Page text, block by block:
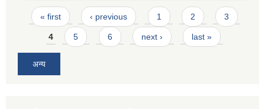
Pages
« first ‹ previous 1 2 3
4 5 6 next › last »
अन्य